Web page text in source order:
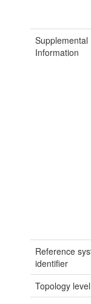
Supplemental
Information
Reference
identifier
Topology level